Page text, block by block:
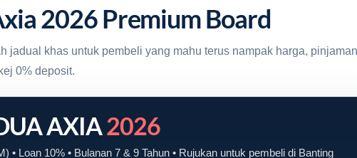
2026 Premium Board
jadual khas untuk pembeli yang mahu terus nampak harga,
0% deposit.
AXIA2026
• Loan 10% • Bulanan 7 & 9 Tahun • Rujukan untuk pembeli di Banting